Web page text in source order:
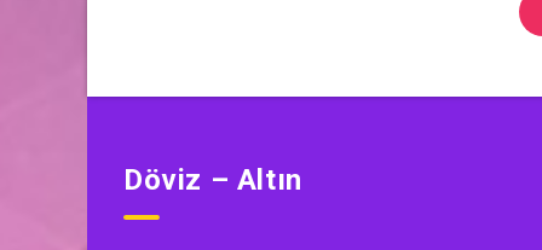
Döviz – Altın